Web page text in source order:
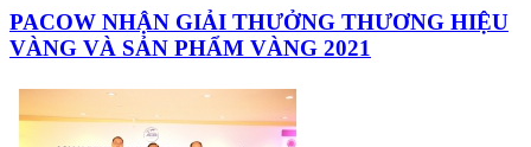
PACOW NHẬN GIẢI THƯỞNG THƯƠNG HIỆU
VÀNG VÀ SẢN PHẨM VÀNG 2021